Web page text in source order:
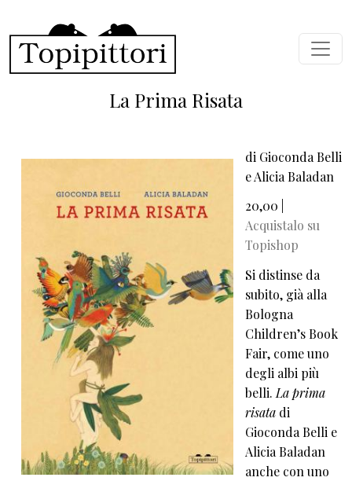
La Prima Risata
di Gioconda Belli
e Alicia Baladan
20,00 |
Acquistalo su
Topishop
Si distinse da
subito, già alla
Bologna
Children’s Book
Fair, come uno
degli albi più
belli. La prima
risata di
Gioconda Belli e
Alicia Baladan
anche con uno